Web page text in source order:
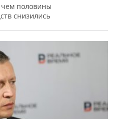
чем половины
снизились